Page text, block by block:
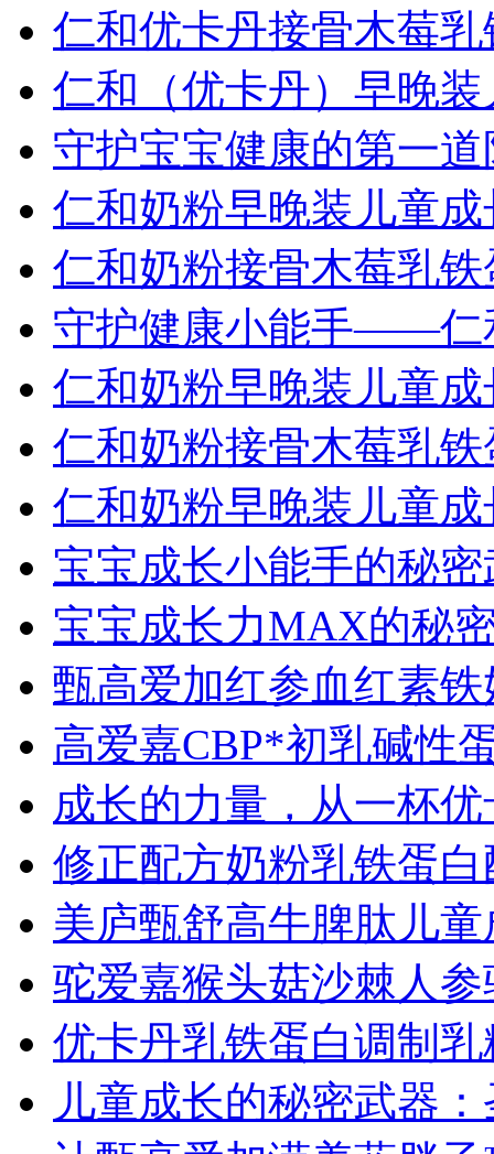
仁和优卡丹接骨木莓
仁和（优卡丹）早晚
守护宝宝健康的第一
仁和奶粉早晚装儿童
仁和奶粉接骨木莓乳
守护健康小能手——仁
仁和奶粉早晚装儿童
仁和奶粉接骨木莓乳
仁和奶粉早晚装儿童
宝宝成长小能手的秘
宝宝成长力MAX的秘
甄高爱加红参血红素
高爱嘉CBP*初乳碱性
成长的力量，从一杯
修正配方奶粉乳铁蛋
美庐甄舒高牛脾肽儿
驼爱嘉猴头菇沙棘人
优卡丹乳铁蛋白调制
儿童成长的秘密武器